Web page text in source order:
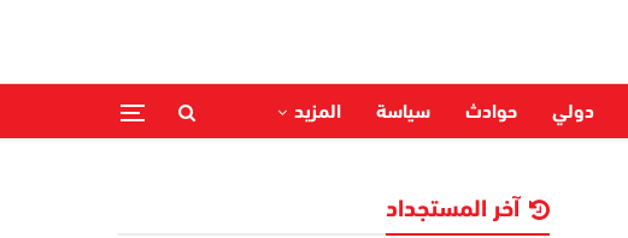
دولي حوادث سياسة المزيد
آخر المستجداد